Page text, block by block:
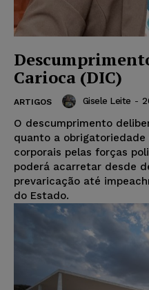
Carioca (DIC)
ARTIGOS Gisele Leite -
O descumprimento
quanto a obrigatoriedade
corporais pelas forças
poderá acarretar desde
prevaricação até
do Estado.